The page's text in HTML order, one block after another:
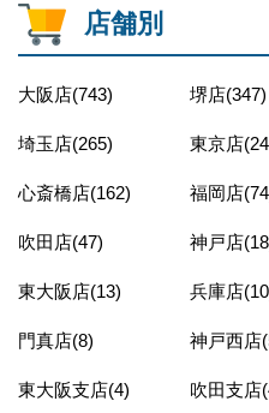
店舗別
大阪店(743) 堺店(347)
埼玉店(265) 東京店
心斎橋店(162) 福岡店
吹田店(47) 神戸店
東大阪店(13) 兵庫店
門真店(8) 神戸西店
東大阪支店(4) 吹田支店